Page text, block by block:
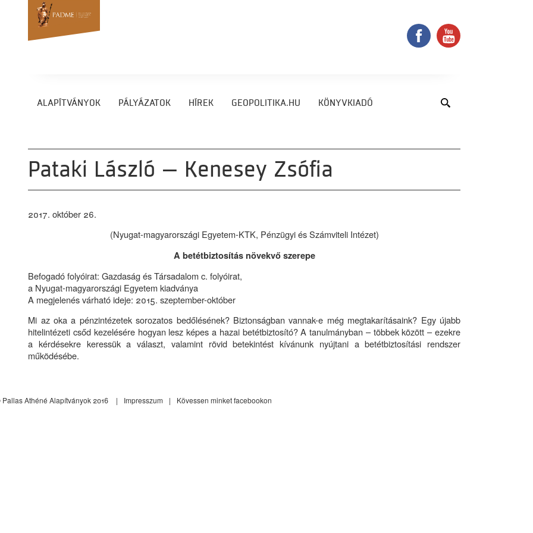
ALAPÍTVÁNYOK PÁLYÁZATOK HÍREK GEOPOLITIKA.HU KÖNYVKIADÓ
Pataki László – Kenesey Zsófia
2017. október 26.
(Nyugat-magyarországi Egyetem-KTK, Pénzügyi és Számviteli Intézet)
A betétbiztosítás növekvő szerepe
Befogadó folyóirat: Gazdaság és Társadalom c. folyóirat,
a Nyugat-magyarországi Egyetem kiadványa
A megjelenés várható ideje: 2015. szeptember-október
Mi az oka a pénzintézetek sorozatos bedőlésének? Biztonságban vannak-e még megtakarításaink? Egy újabb
hitelintézeti csőd kezelésére hogyan lesz képes a hazai betétbiztosító? A tanulmányban – többek között – ezekre
a kérdésekre keressük a választ, valamint rövid betekintést kívánunk nyújtani a betétbiztosítási rendszer
működésébe.
Athéné Alapítványok 2016 Impresszum Kövessen minket facebookon